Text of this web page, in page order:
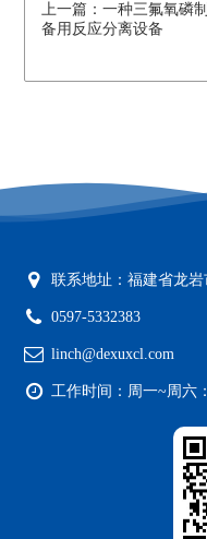
上一篇：一种三氟氧磷制
备用反应分离设备
联系地址：福建省龙
0597-5332383
linch@dexuxcl.com
工作时间：周一~周六